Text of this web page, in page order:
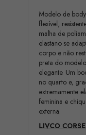
Modelo de
flexível,
malha de
elastano se
corpo e não
preta do
elegante. Um
no quarto e,
extremamente
feminina e
externa.
LIVCO